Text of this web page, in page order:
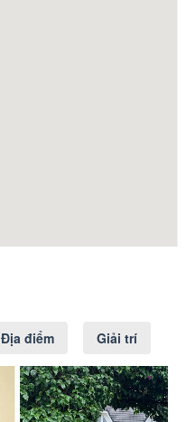
Địa điểm Giải trí